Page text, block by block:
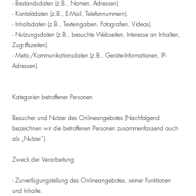
- Bestandsdaten (z.B., Namen, Adressen).
- Kontaktdaten (z.B., E-Mail, Telefonnummern).
- Inhaltsdaten (z.B., Texteingaben, Fotografien, Videos).
- Nutzungsdaten (z.B., besuchte Webseiten, Interesse an Inhalten,
Zugriffszeiten).
- Meta-/Kommunikationsdaten (z.B., Geräte-Informationen, IP-
Adressen).
Kategorien betroffener Personen
Besucher und Nutzer des Onlineangebotes (Nachfolgend
bezeichnen wir die betroffenen Personen zusammenfassend auch
als „Nutzer“).
Zweck der Verarbeitung
- Zurverfügungstellung des Onlineangebotes, seiner Funktionen
und Inhalte.